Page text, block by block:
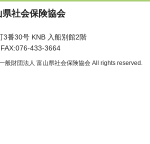
社会保険協会
3番30号 KNB 入船別館2階
433-3664
般財団法人 富山県社会保険協会 All rights reserved.